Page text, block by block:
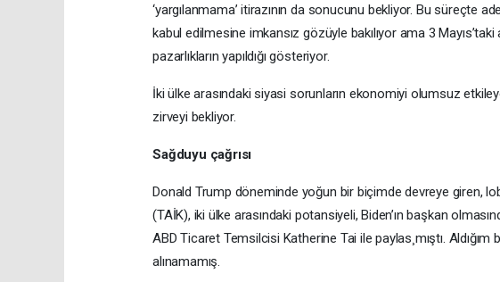
‘yargılanmama’ itirazının da sonucunu bekliyor. Bu süreçte
kabul edilmesine imkansız gözüyle bakılıyor ama 3
pazarlıkların yapıldığı gösteriyor.
İki ülke arasındaki siyasi sorunların ekonomiyi olumsuz
zirveyi bekliyor.
Sağduyu çağrısı
Donald Trump döneminde yoğun bir biçimde devreye giren,
(TAİK), iki ülke arasındaki potansiyeli, Biden’ın başkan
ABD Ticaret Temsilcisi Katherine Tai ile paylas¸mıştı.
alınamamış.